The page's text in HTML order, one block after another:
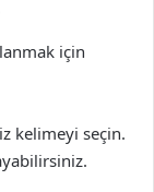
için
kelimeyi seçin.